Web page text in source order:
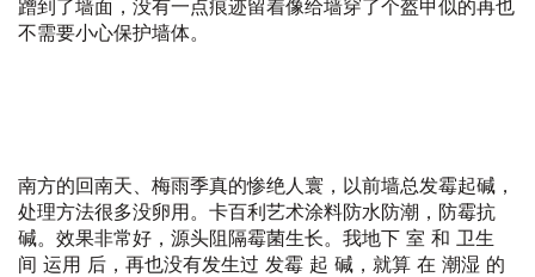
蹭到了墙面，没有一点痕迹留着像给墙穿了个盔甲似的再也
不需要小心保护墙体。
南方的回南天、梅雨季真的惨绝人寰，以前墙总发霉起碱，
处理方法很多没卵用。卡百利艺术涂料防水防潮，防霉抗
碱。效果非常好，源头阻隔霉菌生长。我地下 室 和 卫生
间 运用 后，再也没有发生过 发霉 起 碱，就算 在 潮湿 的